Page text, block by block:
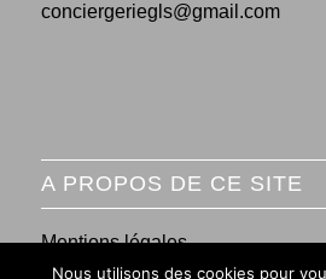
conciergeriegls@gmail.com
A PROPOS DE CE SITE
Mentions légales
Nous utilisons des cookies pour